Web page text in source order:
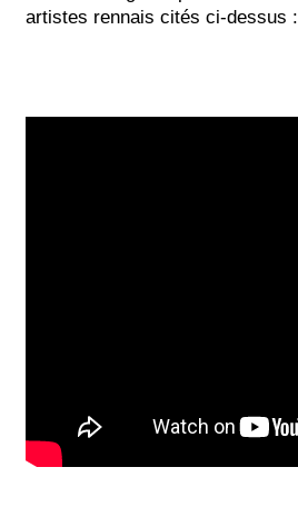
artistes rennais cités ci-dessus :